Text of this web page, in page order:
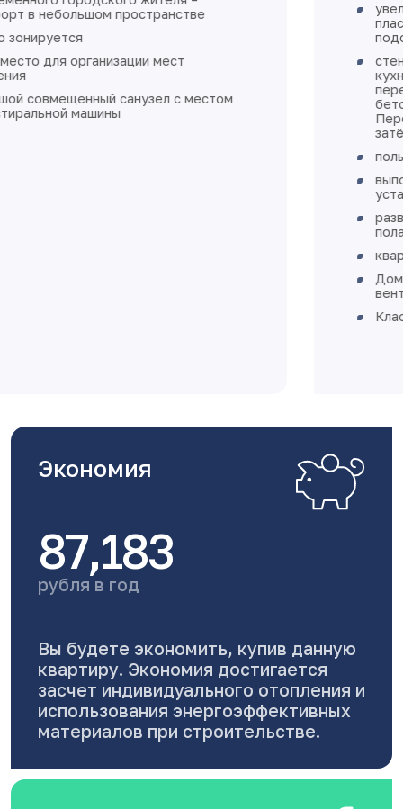
увеличенное остекление, окна
пластиковые с установкой откосов и
подоконников
стены в жилых помещениях, коридорах,
бетона оштукатурены, не зашпаклеваны.
Перегородки из пазогребневых плит
Экономия
87,183
рубля в год
Вы будете экономить, купив данную
квартиру. Экономия достигается
засчет индивидуального отопления и
использования энергоэффективных
материалов при строительстве.